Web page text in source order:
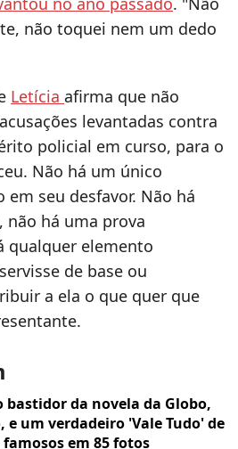
não toquei nem um dedo
Letícia afirma que não
levantadas contra
policial em curso, para o
Não há um único
seu desfavor. Não há
não há uma prova
qualquer elemento
de base ou
a ela o que quer que
bastidor da novela da Globo,
um verdadeiro 'Vale Tudo' de
em 85 fotos